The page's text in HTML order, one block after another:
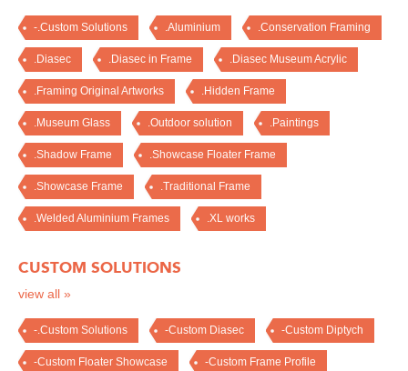
-.Custom Solutions .Aluminium .Conservation Framing
.Diasec .Diasec in Frame .Diasec Museum Acrylic
.Framing Original Artworks .Hidden Frame
.Museum Glass .Outdoor solution .Paintings
.Shadow Frame .Showcase Floater Frame
.Showcase Frame .Traditional Frame
.Welded Aluminium Frames .XL works
CUSTOM SOLUTIONS
view all »
-.Custom Solutions -Custom Diasec -Custom Diptych
-Custom Floater Showcase -Custom Frame Profile